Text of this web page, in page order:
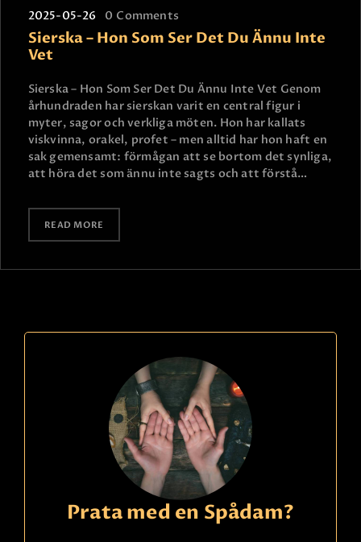
2025-05-26 0 Comments
Sierska – Hon Som Ser Det Du Ännu Inte
Vet
Sierska – Hon Som Ser Det Du Ännu Inte Vet Genom
århundraden har sierskan varit en central figur i
myter, sagor och verkliga möten. Hon har kallats
viskvinna, orakel, profet – men alltid har hon haft en
sak gemensamt: förmågan att se bortom det synliga,
att höra det som ännu inte sagts och att förstå…
READ MORE
Prata med en Spådam?